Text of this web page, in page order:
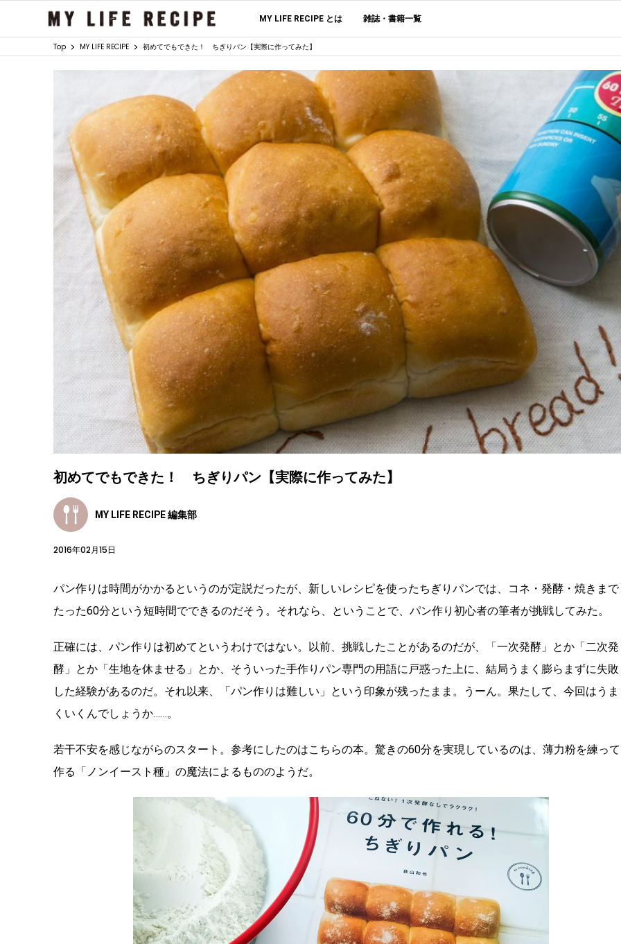
MY LIFE RECIPE とは 雑誌・書籍一覧
Top MY LIFE RECIPE 初めてでもできた！ ちぎりパン【実際に作ってみた】
初めてでもできた！ ちぎりパン【実際に作ってみた】
MY LIFE RECIPE 編集部
2016年02月15日
パン作りは時間がかかるというのが定説だったが、新しいレシピを使ったちぎりパンでは、コネ・発酵・焼きまで
たった60分という短時間でできるのだそう。それなら、ということで、パン作り初心者の筆者が挑戦してみた。
正確には、パン作りは初めてというわけではない。以前、挑戦したことがあるのだが、「一次発酵」とか「二次発
酵」とか「生地を休ませる」とか、そういった手作りパン専門の用語に戸惑った上に、結局うまく膨らまずに失敗
した経験があるのだ。それ以来、「パン作りは難しい」という印象が残ったまま。うーん。果たして、今回はうま
くいくんでしょうか……。
若干不安を感じながらのスタート。参考にしたのはこちらの本。驚きの60分を実現しているのは、薄力粉を練って
作る「ノンイースト種」の魔法によるもののようだ。